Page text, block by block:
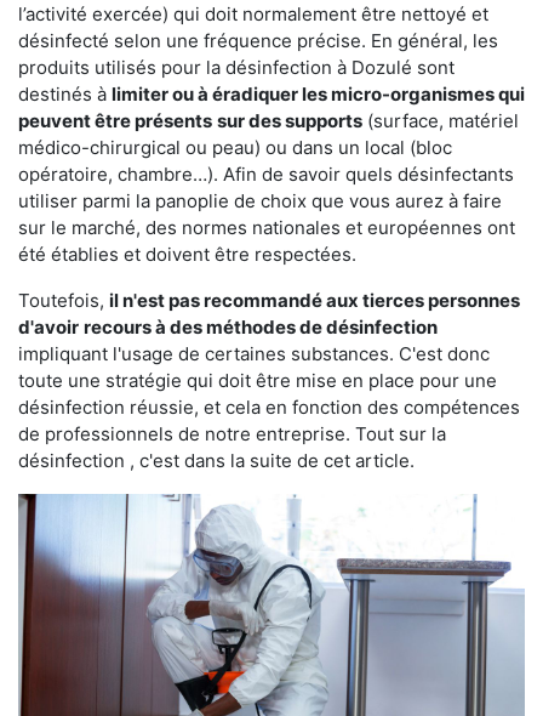
l’activité exercée) qui doit normalement être nettoyé et
désinfecté selon une fréquence précise. En général, les
produits utilisés pour la désinfection à Dozulé sont
destinés à limiter ou à éradiquer les micro-organismes qui
peuvent être présents sur des supports (surface, matériel
médico-chirurgical ou peau) ou dans un local (bloc
opératoire, chambre…). Afin de savoir quels désinfectants
utiliser parmi la panoplie de choix que vous aurez à faire
sur le marché, des normes nationales et européennes ont
été établies et doivent être respectées.
Toutefois, il n'est pas recommandé aux tierces personnes
d'avoir recours à des méthodes de désinfection
impliquant l'usage de certaines substances. C'est donc
toute une stratégie qui doit être mise en place pour une
désinfection réussie, et cela en fonction des compétences
de professionnels de notre entreprise. Tout sur la
désinfection , c'est dans la suite de cet article.